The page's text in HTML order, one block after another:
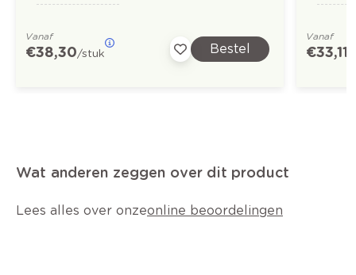
Vanaf
€ 38,30/stuk Bestel
Vanaf
€ 33,11
Wat anderen zeggen over dit product
Lees alles over onzeonline beoordelingen